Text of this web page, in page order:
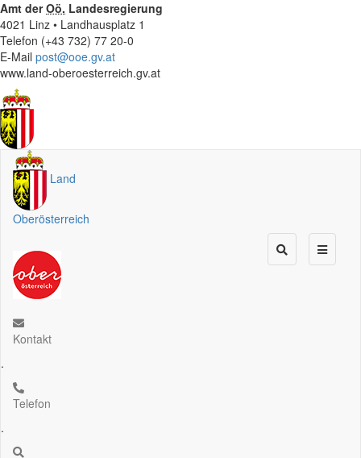
Amt derOö. Landesregierung
4021 Linz • Landhausplatz 1
Telefon (+43 732) 77 20-0
E-Mail post@ooe.gv.at
www.land-oberoesterreich.gv.at
Land
Oberösterreich
Kontakt
.
Telefon
.